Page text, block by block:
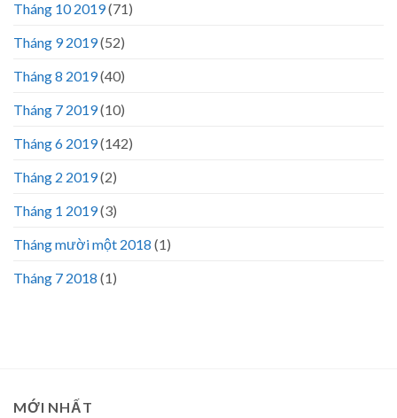
Tháng 10 2019(71)
Tháng 9 2019(52)
Tháng 8 2019(40)
Tháng 7 2019(10)
Tháng 6 2019(142)
Tháng 2 2019(2)
Tháng 1 2019(3)
Tháng mười một 2018 (1)
Tháng 7 2018 (1)
MỚI NHẤT